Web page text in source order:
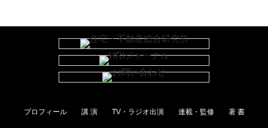
プロフィール 講 演 TV・ラジオ出演 連載・監修 著 書